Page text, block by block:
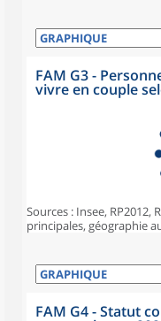
FAM G3 -
vivre en couple
Sources : Insee, RP2012,
principales, géographie
FAM G4 - Statut